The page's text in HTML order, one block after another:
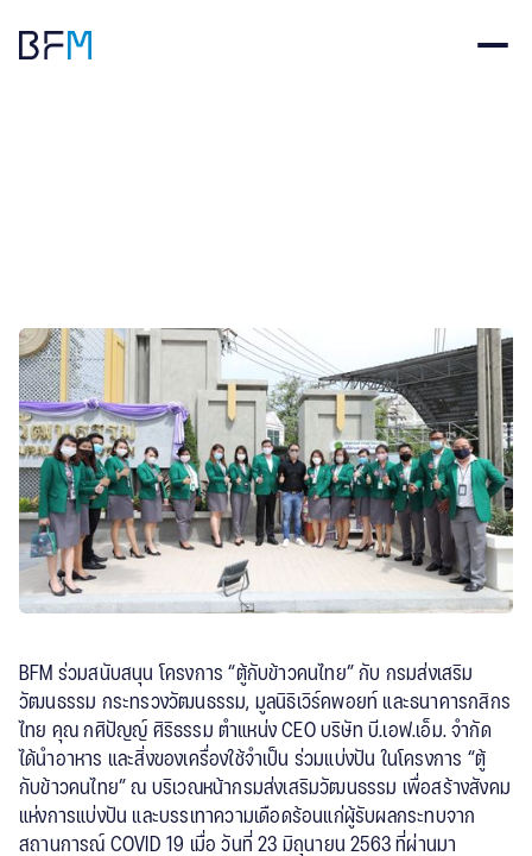
BFM ร่วมสนับสนุน โครงการ “ตู้กับข้าวคนไทย” กับ กรมส่งเสริม
วัฒนธรรม กระทรวงวัฒนธรรม, มูลนิธิเวิร์คพอยท์ และธนาคารกสิกร
ไทย คุณ กศิปัญญ์ ศิริธรรม ตำแหน่ง CEO บริษัท บี.เอฟ.เอ็ม. จำกัด
ได้นำอาหาร และสิ่งของเครื่องใช้จำเป็น ร่วมแบ่งปัน ในโครงการ “ตู้
กับข้าวคนไทย” ณ บริเวณหน้ากรมส่งเสริมวัฒนธรรม เพื่อสร้างสังคม
แห่งการแบ่งปัน และบรรเทาความเดือดร้อนแก่ผู้รับผลกระทบจาก
สถานการณ์ COVID 19 เมื่อ วันที่ 23 มิถุนายน 2563 ที่ผ่านมา